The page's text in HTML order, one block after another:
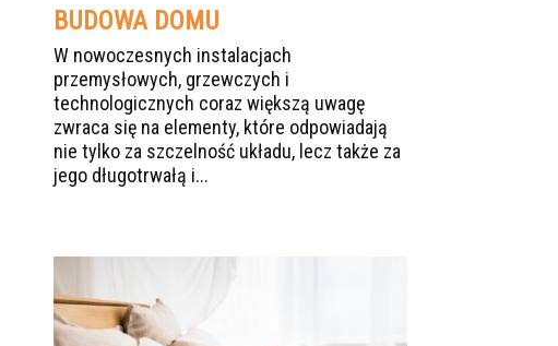
BUDOWA DOMU
W nowoczesnych instalacjach
przemysłowych, grzewczych i
technologicznych coraz większą uwagę
zwraca się na elementy, które odpowiadają
nie tylko za szczelność układu, lecz także za
jego długotrwałą i...